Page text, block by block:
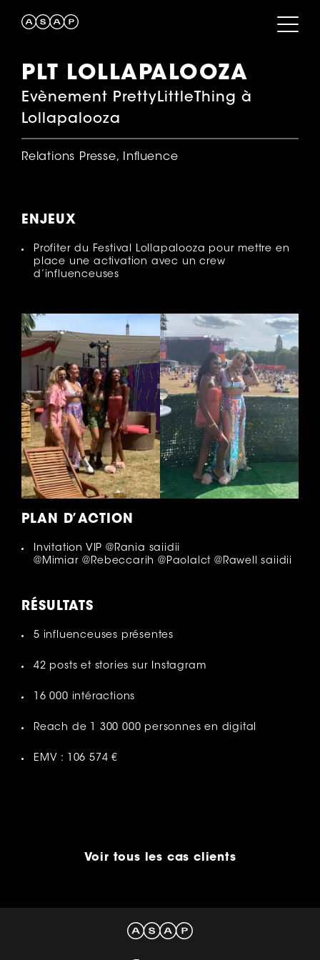
PLT LOLLAPALOOZA
Evènement PrettyLittleThing à
Lollapalooza
Relations Presse, Influence
ENJEUX
Profiter du Festival Lollapalooza pour mettre en
place une activation avec un crew
d’influenceuses
PLAN D’ACTION
Invitation VIP @Rania saiidii
@Mimiar @Rebeccarih @Paolalct @Rawell saiidii
RÉSULTATS
5 influenceuses présentes
42 posts et stories sur Instagram
16 000 intéractions
Reach de 1 300 000 personnes en digital
EMV : 106 574 €
Voir tous les cas clients